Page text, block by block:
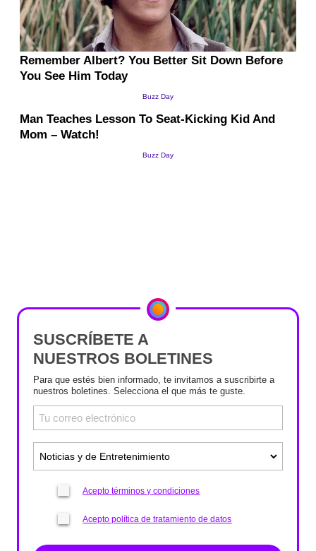
SUSCRÍBETE A
NUESTROS BOLETINES
Para que estés bien informado, te invitamos a suscribirte a
nuestros boletines. Selecciona el que más te guste.
Acepto términos y condiciones
Acepto política de tratamiento de datos